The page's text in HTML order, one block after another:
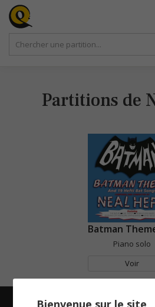
Partitions de
Piano solo
Voir
Bienvenue sur le site